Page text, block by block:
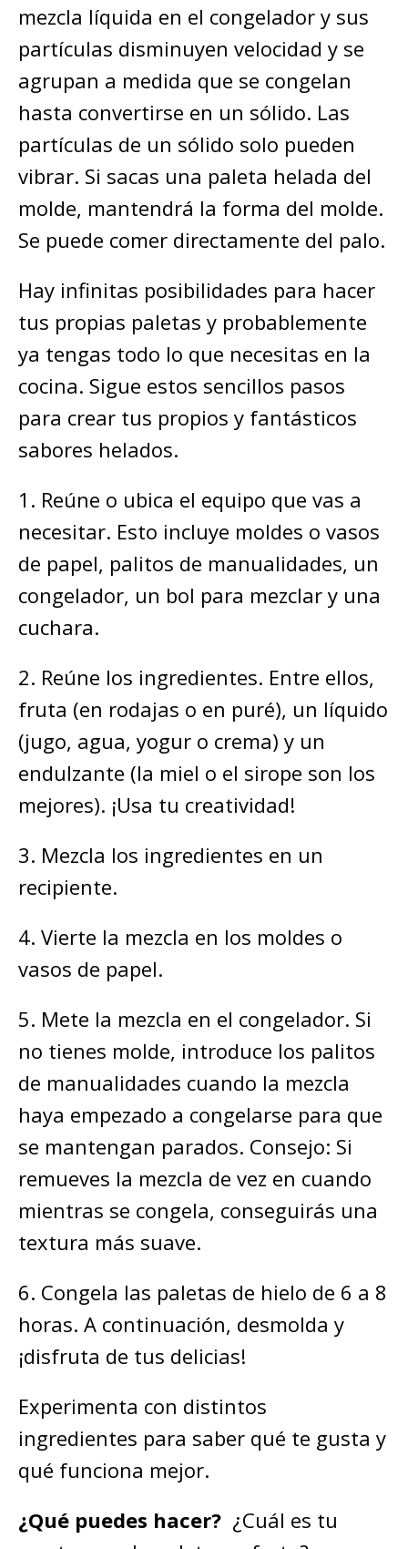
mezcla líquida en el congelador y sus
partículas disminuyen velocidad y se
agrupan a medida que se congelan
hasta convertirse en un sólido. Las
partículas de un sólido solo pueden
vibrar. Si sacas una paleta helada del
molde, mantendrá la forma del molde.
Se puede comer directamente del palo.
Hay infinitas posibilidades para hacer
tus propias paletas y probablemente
ya tengas todo lo que necesitas en la
cocina. Sigue estos sencillos pasos
para crear tus propios y fantásticos
sabores helados.
1. Reúne o ubica el equipo que vas a
necesitar. Esto incluye moldes o vasos
de papel, palitos de manualidades, un
congelador, un bol para mezclar y una
cuchara.
2. Reúne los ingredientes. Entre ellos,
fruta (en rodajas o en puré), un líquido
(jugo, agua, yogur o crema) y un
endulzante (la miel o el sirope son los
mejores). ¡Usa tu creatividad!
3. Mezcla los ingredientes en un
recipiente.
4. Vierte la mezcla en los moldes o
vasos de papel.
5. Mete la mezcla en el congelador. Si
no tienes molde, introduce los palitos
de manualidades cuando la mezcla
haya empezado a congelarse para que
se mantengan parados. Consejo: Si
remueves la mezcla de vez en cuando
mientras se congela, conseguirás una
textura más suave.
6. Congela las paletas de hielo de 6 a 8
horas. A continuación, desmolda y
¡disfruta de tus delicias!
Experimenta con distintos
ingredientes para saber qué te gusta y
qué funciona mejor.
¿Qué puedes hacer? ¿Cuál es tu